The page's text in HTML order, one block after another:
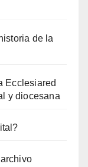
de la
Ecclesiared
y diocesana